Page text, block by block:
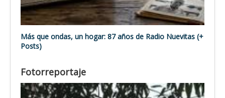
Más que ondas, un hogar: 87 años de Radio Nuevitas (+
Posts)
Fotorreportaje